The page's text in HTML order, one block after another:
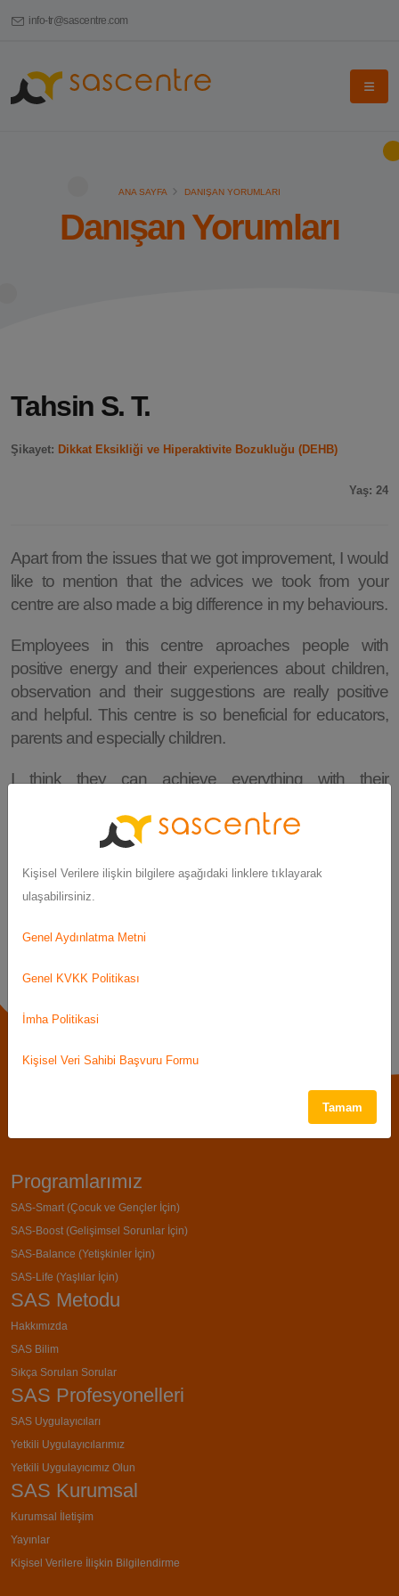
info-tr@sascentre.com
ANA SAYFA DANIŞAN YORUMLARI
Danışan Yorumları
Tahsin S. T.
Şikayet: Dikkat Eksikliği ve Hiperaktivite Bozukluğu (DEHB)
Yaş: 24
Apart from the issues that we got improvement, I would
like to mention that the advices we took from your
centre are also made a big difference in my behaviours.
Employees in this centre aproaches people with
positive energy and their experiences about children,
observation and their suggestions are really positive
and helpful. This centre is so beneficial for educators,
parents and especially children.
I think they can achieve everything with their
contrast to many psychologists and psychiatrists.
As a family, we are leaving here with very positive
thoughts. Thank you so much.
Programlarımız
SAS-Smart (Çocuk ve Gençler İçin)
SAS-Boost (Gelişimsel Sorunlar İçin)
SAS-Balance (Yetişkinler İçin)
SAS-Life (Yaşlılar İçin)
SAS Metodu
Hakkımızda
SAS Bilim
Sıkça Sorulan Sorular
SAS Profesyonelleri
SAS Uygulayıcıları
Yetkili Uygulayıcılarımız
Yetkili Uygulayıcımız Olun
SAS Kurumsal
Kurumsal İletişim
Yayınlar
Kişisel Verilere İlişkin Bilgilendirme
Kişisel Verilere ilişkin bilgilere aşağıdaki linklere tıklayarak
ulaşabilirsiniz.
Genel Aydınlatma Metni
Genel KVKK Politikası
İmha Politikasi
Kişisel Veri Sahibi Başvuru Formu
Tamam